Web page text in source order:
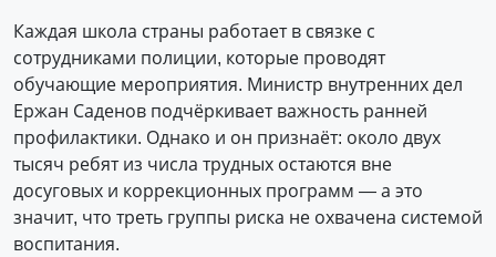
Каждая школа страны работает в связке с
сотрудниками полиции, которые проводят
обучающие мероприятия. Министр внутренних дел
Ержан Саденов подчёркивает важность ранней
профилактики. Однако и он признаёт: около двух
тысяч ребят из числа трудных остаются вне
досуговых и коррекционных программ — а это
значит, что треть группы риска не охвачена системой
воспитания.